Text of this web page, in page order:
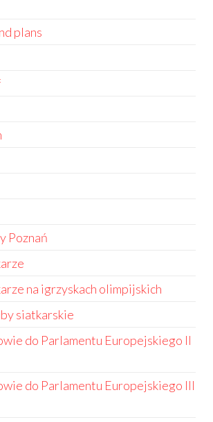
plans
Poznań
na igrzyskach olimpijskich
siatkarskie
do Parlamentu Europejskiego II
do Parlamentu Europejskiego III